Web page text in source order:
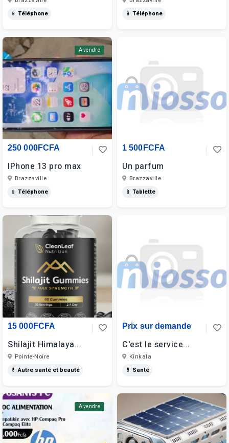
📱 Téléphone
📱 Téléphone
A vendre
250 000FCFA
IPhone 13 pro max
Brazzaville
📱 Téléphone
1 500FCFA
Un parfum
Brazzaville
📱 Tablette
15 000FCFA
Shilajit Himalaya...
Pointe-Noire
💊 Autre santé et beauté
Prix sur demande
C'est le service...
Kinkala
💊 Santé
A vendre